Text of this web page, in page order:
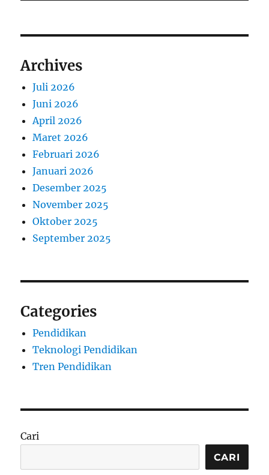
Archives
Juli 2026
Juni 2026
April 2026
Maret 2026
Februari 2026
Januari 2026
Desember 2025
November 2025
Oktober 2025
September 2025
Categories
Pendidikan
Teknologi Pendidikan
Tren Pendidikan
Cari
CARI